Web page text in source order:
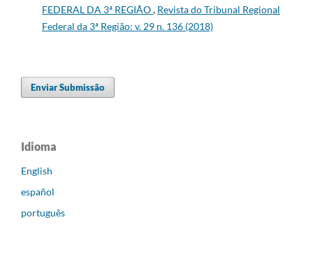
FEDERAL DA 3ª REGIÃO, Revista do Tribunal Regional
Federal da 3ª Região: v. 29 n. 136 (2018)
Enviar Submissão
Idioma
English
español
português